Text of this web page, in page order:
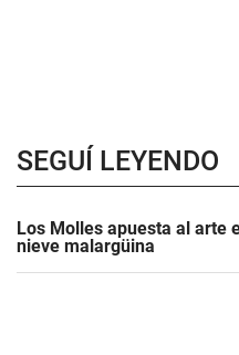
SEGUÍ LEYENDO
Los Molles apuesta al arte
nieve malargüina